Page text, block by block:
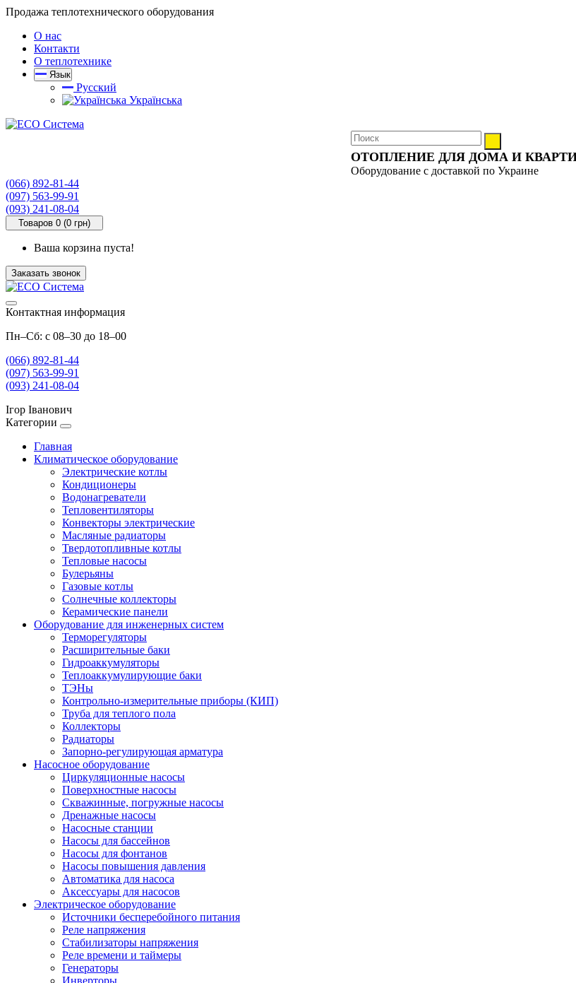
Продажа теплотехнического оборудования
О нас
Контакти
О теплотехнике
Язык
Русский
Українська
ОТОПЛЕНИЕ ДЛЯ ДОМА И
Оборудование с доставкой по Украине
(066) 892-81-44
(097) 563-99-91
(093) 241-08-04
Товаров 0 (0 грн)
Ваша корзина пуста!
Заказать звонок
Контактная информация
Пн–Сб: с 08–30 до 18–00
(066) 892-81-44
(097) 563-99-91
(093) 241-08-04
Ігор Іванович
Категории
Главная
Климатическое оборудование
Электрические котлы
Кондиционеры
Водонагреватели
Тепловентиляторы
Конвекторы электрические
Масляные радиаторы
Твердотопливные котлы
Тепловые насосы
Булерьяны
Газовые котлы
Солнечные коллекторы
Керамические панели
Оборудование для инженерных систем
Терморегуляторы
Расширительные баки
Гидроаккумуляторы
Теплоаккумулирующие баки
ТЭНы
Контрольно-измерительные приборы (КИП)
Труба для теплого пола
Коллекторы
Радиаторы
Запорно-регулирующая арматура
Насосное оборудование
Циркуляционные насосы
Поверхностные насосы
Скважинные, погружные насосы
Дренажные насосы
Насосные станции
Насосы для бассейнов
Насосы для фонтанов
Насосы повышения давления
Автоматика для насоса
Аксессуары для насосов
Электрическое оборудование
Источники бесперебойного питания
Реле напряжения
Стабилизаторы напряжения
Реле времени и таймеры
Генераторы
Инверторы